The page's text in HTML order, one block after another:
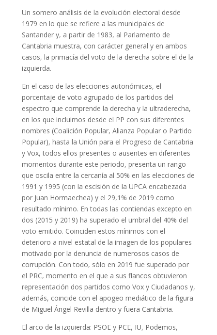
Un somero análisis de la evolución electoral desde
1979 en lo que se refiere a las municipales de
Santander y, a partir de 1983, al Parlamento de
Cantabria muestra, con carácter general y en ambos
casos, la primacía del voto de la derecha sobre el de la
izquierda.
En el caso de las elecciones autonómicas, el
porcentaje de voto agrupado de los partidos del
espectro que comprende la derecha y la ultraderecha,
en los que incluimos desde el PP con sus diferentes
nombres (Coalición Popular, Alianza Popular o Partido
Popular), hasta la Unión para el Progreso de Cantabria
y Vox, todos ellos presentes o ausentes en diferentes
momentos durante este periodo, presenta un rango
que oscila entre la cercanía al 50% en las elecciones de
1991 y 1995 (con la escisión de la UPCA encabezada
por Juan Hormaechea) y el 29,1% de 2019 como
resultado mínimo. En todas las contiendas excepto en
dos (2015 y 2019) ha superado el umbral del 40% del
voto emitido. Coinciden estos mínimos con el
deterioro a nivel estatal de la imagen de los populares
motivado por la denuncia de numerosos casos de
corrupción. Con todo, sólo en 2019 fue superado por
el PRC, momento en el que a sus flancos obtuvieron
representación dos partidos como Vox y Ciudadanos y,
además, coincide con el apogeo mediático de la figura
de Miguel Ángel Revilla dentro y fuera Cantabria.
El arco de la izquierda: PSOE y PCE, IU, Podemos,